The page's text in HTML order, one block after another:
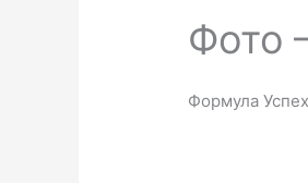
Фото
Формула